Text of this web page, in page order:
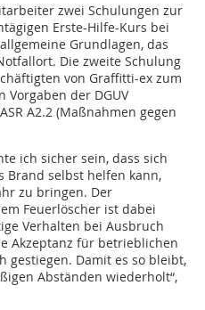
zwei Schulungen zur
Erste-Hilfe-Kurs bei
Grundlagen, das
Die zweite Schulung
von Graffitti-ex zum
Vorgaben der DGUV
A2.2 (Maßnahmen gegen
ich sicher sein, dass sich
Brand selbst helfen kann,
zu bringen. Der
Feuerlöscher ist dabei
Verhalten bei Ausbruch
Akzeptanz für betrieblichen
gestiegen. Damit es so bleibt,
Abständen wiederholt“,